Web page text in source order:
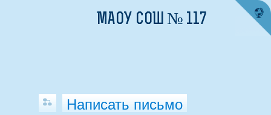
МАОУ СОШ № 117
Написать письмо